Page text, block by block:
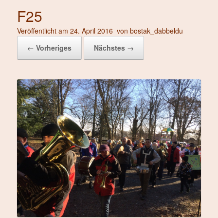
F25
Veröffentlicht am 24. April 2016 von bostak_dabbeldu
← Vorheriges
Nächstes →